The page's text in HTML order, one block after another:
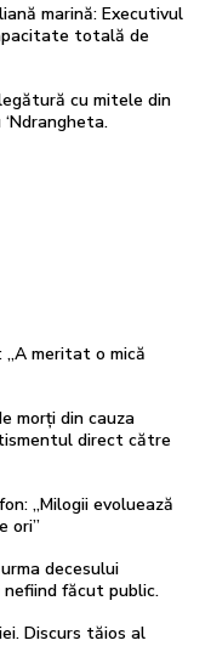
marină: Executivul
totală de
cu mitele din
„A meritat o mică
morți din cauza
direct către
„Milogii evoluează
ori”
decesului
făcut public.
Discurs tăios al